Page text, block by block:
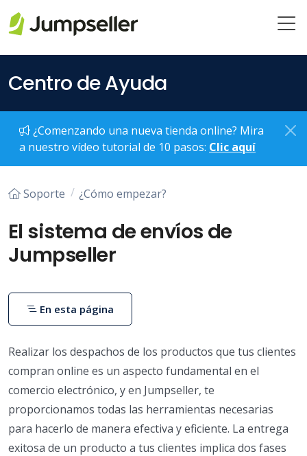
Centro de Ayuda
¿Comenzando una nueva tienda online? Mira
a nuestro vídeo tutorial de 10 pasos: Clic aquí
Soporte ¿Cómo empezar?
El sistema de envíos de
Jumpseller
Realizar los despachos de los productos que tus clientes
compran online es un aspecto fundamental en el
comercio electrónico, y en Jumpseller, te
proporcionamos todas las herramientas necesarias
para hacerlo de manera efectiva y eficiente. La entrega
exitosa de un producto a tus clientes implica dos fases
En esta página